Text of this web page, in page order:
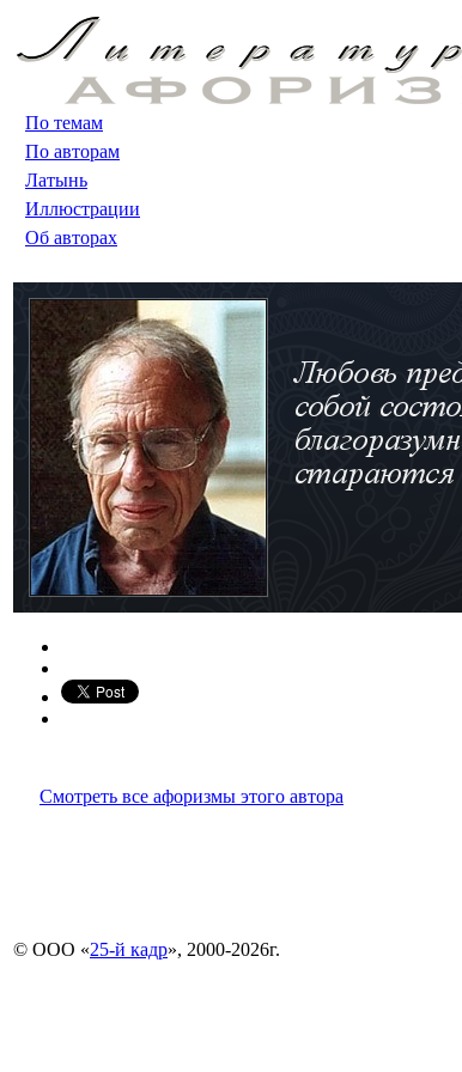
По темам
По авторам
Латынь
Иллюстрации
Об авторах
Смотреть все афоризмы этого автора
© ООО «25-й кадр», 2000-2026г.